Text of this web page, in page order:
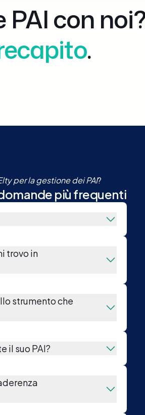
PAI con
.
per la gestione dei PAI?
più frequenti
trovo in
strumento che
il suo PAI?